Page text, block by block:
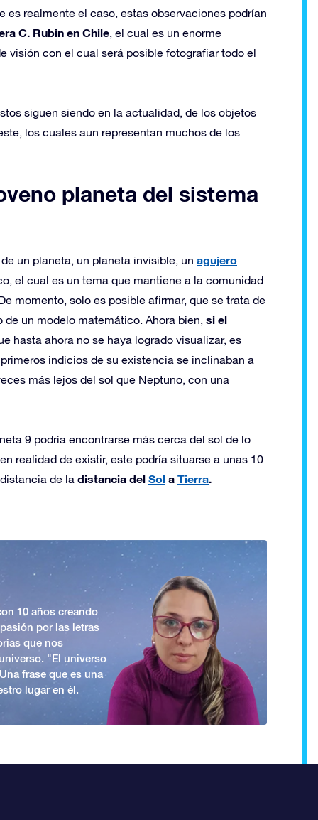
realmente el caso, estas observaciones podrían
C. Rubin en Chile, el cual es un enorme
visión con el cual será posible fotografiar todo el
siguen siendo en la actualidad, de los objetos
los cuales aun representan muchos de los
planeta del sistema
un planeta, un planeta invisible, un agujero
el cual es un tema que mantiene a la comunidad
momento, solo es posible afirmar, que se trata de
un modelo matemático. Ahora bien, si el
hasta ahora no se haya logrado visualizar, es
indicios de su existencia se inclinaban a
más lejos del sol que Neptuno, con una
9 podría encontrarse más cerca del sol de lo
realidad de existir, este podría situarse a unas 10
de la distancia del Sol a Tierra.
10 años creando
por las letras
que nos
"El universo
frase que es una
lugar en él.